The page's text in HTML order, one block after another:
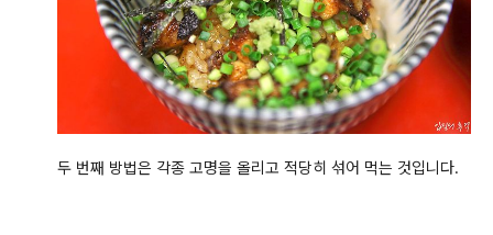
두 번째 방법은 각종 고명을 올리고 적당히 섞어 먹는 것입니다.